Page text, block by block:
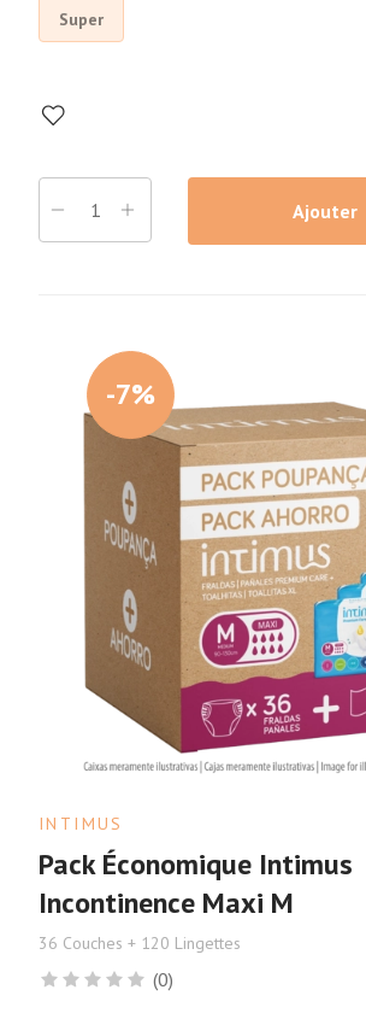
Super
Ajouter
-7%
INTIMUS
Pack Économique Intimus
Incontinence Maxi M
36 Couches + 120 Lingettes
(0)